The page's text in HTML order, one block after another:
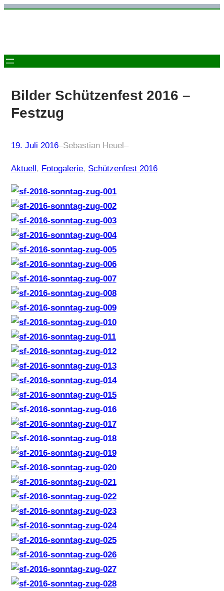
Zum
Bilder Schützenfest 2016 –
Festzug
19. Juli 2016–Sebastian Heuel–
Aktuell, Fotogalerie, Schützenfest 2016